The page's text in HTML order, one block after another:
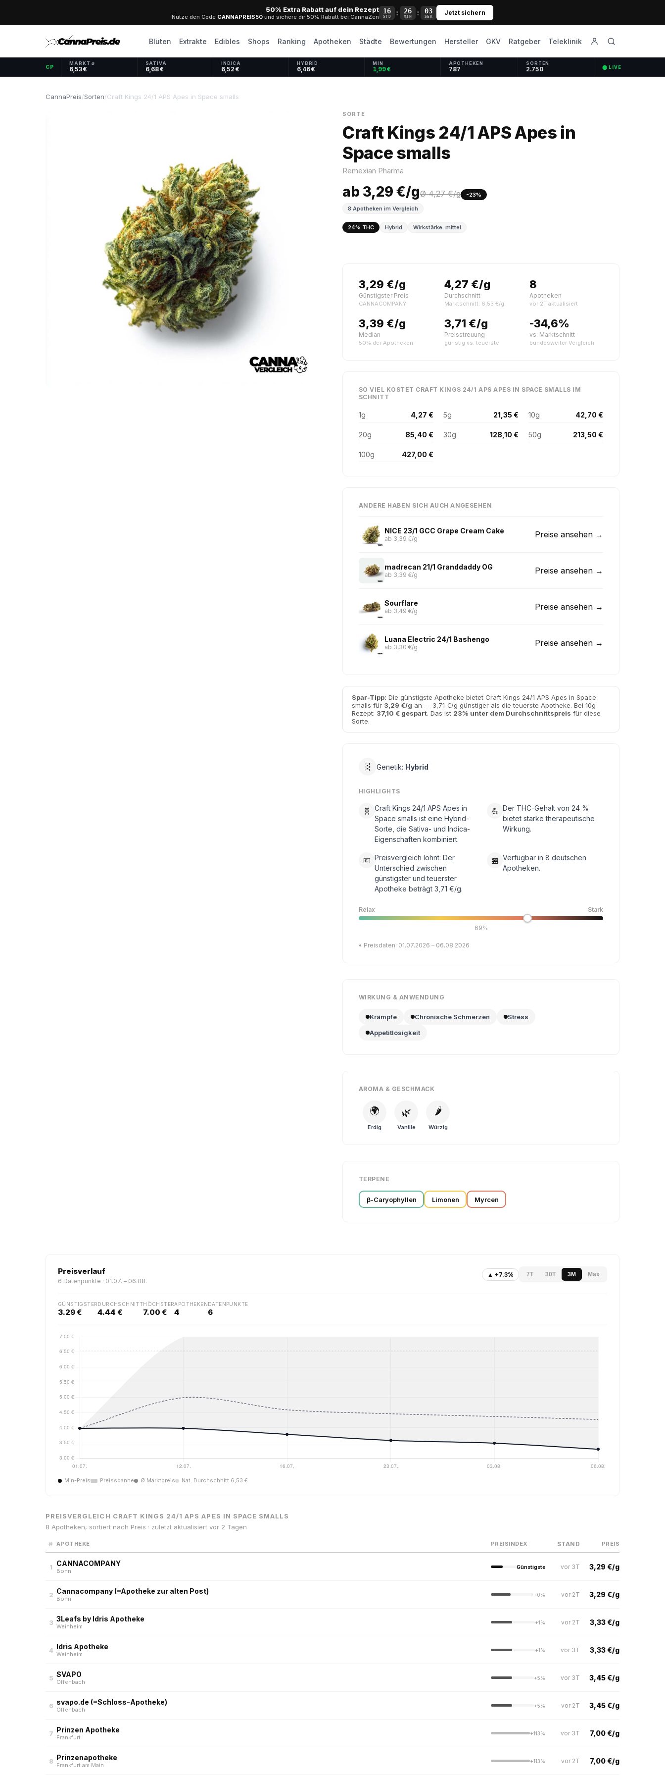
50% Extra Rabatt auf dein Rezept
Nutze den Code CANNAPREIS50 und sichere dir 50% Rabatt bei CannaZen
16
STD : 26
MIN : 02
SEK Jetzt sichern
Blüten Extrakte Edibles Shops Ranking Apotheken Städte Bewertungen Hersteller GKV Ratgeber Teleklinik
CP
MARKT ⌀
6,53 €
SATIVA
6,68 €
INDICA
6,52 €
HYBRID
6,46 €
MIN
1,99 €
APOTHEKEN
787
SORTEN
2.750 ⬤ LIVE
CannaPreis/Sorten/Craft Kings 24/1 APS Apes in Space smalls
SORTE
Craft Kings 24/1 APS Apes in
Space smalls
Remexian Pharma
ab 3,29 €/gØ 4,27 €/g
-23%
8 Apotheken im Vergleich
24% THC Hybrid Wirkstärke: mittel
3,29 €/g
Günstigster Preis
CANNACOMPANY
4,27 €/g
Durchschnitt
Marktschnitt: 6,53 €/g
8
Apotheken
vor 2T aktualisiert
3,39 €/g
Median
50% der Apotheken
3,71 €/g
Preisstreuung
günstig vs. teuerste
-34,6%
vs. Marktschnitt
bundesweiter Vergleich
SO VIEL KOSTET CRAFT KINGS 24/1 APS APES IN SPACE SMALLS IM
SCHNITT
1g 4,27 € 5g 21,35 € 10g 42,70 €
20g 85,40 € 30g 128,10 € 50g 213,50 €
100g 427,00 €
ANDERE HABEN SICH AUCH ANGESEHEN
NICE 23/1 GCC Grape Cream Cake
ab 3,39 €/g Preise ansehen →
madrecan 21/1 Granddaddy OG
ab 3,39 €/g Preise ansehen →
Sourflare
ab 3,49 €/g Preise ansehen →
Luana Electric 24/1 Bashengo
ab 3,30 €/g Preise ansehen →
Spar-Tipp: Die günstigste Apotheke bietet Craft Kings 24/1 APS Apes in Space
smalls für 3,29 €/g an — 3,71 €/g günstiger als die teuerste Apotheke. Bei 10g
Rezept: 37,10 € gespart. Das ist 23% unter dem Durchschnittspreis für diese
Sorte.
🧬 Genetik: Hybrid
HIGHLIGHTS
🧬
Craft Kings 24/1 APS Apes in
Space smalls ist eine Hybrid-
Sorte, die Sativa- und Indica-
Eigenschaften kombiniert.
💪 Der THC-Gehalt von 24 %
bietet starke therapeutische
Wirkung.
💶 Preisvergleich lohnt: Der
Unterschied zwischen
günstigster und teuerster
Apotheke beträgt 3,71 €/g.
🏪 Verfügbar in 8 deutschen
Apotheken.
Relax Stark
69%
• Preisdaten: 01.07.2026 – 06.08.2026
WIRKUNG & ANWENDUNG
Krämpfe Chronische Schmerzen
Stress
Appetitlosigkeit
AROMA & GESCHMACK
🌍
Erdig
🌿
Vanille
🌶️
Würzig
TERPENE
β-Caryophyllen Limonen Myrcen
Preisverlauf
6 Datenpunkte · 01.07. – 06.08.
▲ +7.3% 7T 30T 3M Max
GÜNSTIGSTER
3.29 €
DURCHSCHNITT
4.44 €
HÖCHSTER
7.00 €
APOTHEKEN
4
DATENPUNKTE
6
Min-Preis Preisspanne Ø Marktpreis Nat. Durchschnitt 6,53 €
PREISVERGLEICH CRAFT KINGS 24/1 APS APES IN SPACE SMALLS
8 Apotheken, sortiert nach Preis · zuletzt aktualisiert vor 2 Tagen
# APOTHEKE PREISINDEX STAND PREIS
1 CANNACOMPANY
Bonn
Günstigste vor 3T 3,29 €/g
2 Cannacompany (=Apotheke zur alten Post)
Bonn
+0% vor 2T 3,29 €/g
3 3Leafs by Idris Apotheke
Weinheim
+1% vor 2T 3,33 €/g
4 Idris Apotheke
Weinheim
+1% vor 3T 3,33 €/g
5 SVAPO
Offenbach
+5% vor 3T 3,45 €/g
6 svapo.de (=Schloss-Apotheke)
Offenbach
+5% vor 2T 3,45 €/g
7 Prinzen Apotheke
Frankfurt
+113% vor 3T 7,00 €/g
8 Prinzenapotheke
Frankfurt am Main
+113% vor 2T 7,00 €/g